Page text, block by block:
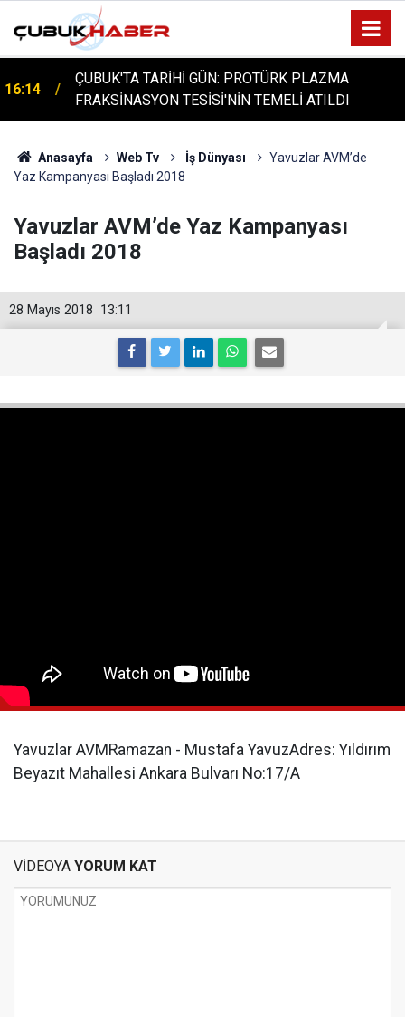
16:14
ÇUBUK'TA TARİHİ GÜN: PROTÜRK PLAZMA
FRAKSİNASYON TESİSİ'NİN TEMELİ ATILDI
Anasayfa Web Tv İş Dünyası
Yavuzlar AVM’de
Yaz Kampanyası Başladı 2018
Yavuzlar AVM’de Yaz Kampanyası
Başladı 2018
13:11
28 Mayıs 2018
Yavuzlar AVMRamazan - Mustafa YavuzAdres: Yıldırım
Beyazıt Mahallesi Ankara Bulvarı No:17/A
VİDEOYA YORUM KAT